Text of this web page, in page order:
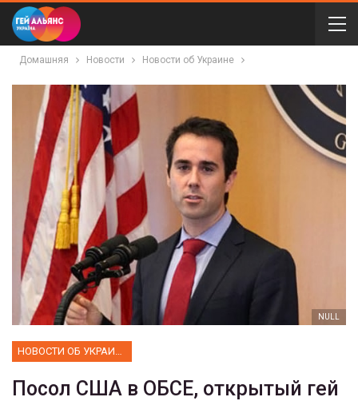
Домашняя Новости Новости об Украине
NULL
Посол США в ОБСЕ, открытый гей